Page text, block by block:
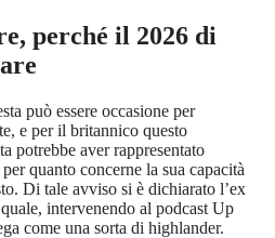
perché il 2026 di
può essere occasione per
e per il britannico questo
potrebbe aver rappresentato
quanto concerne la sua capacità
Di tale avviso si è dichiarato l’ex
intervenendo al podcast Up
come una sorta di highlander.